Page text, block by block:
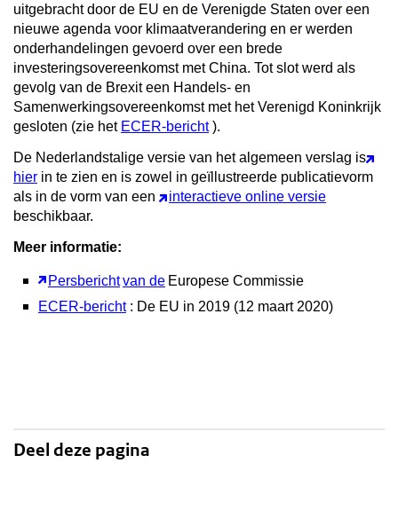
uitgebracht door de EU en de Verenigde Staten over een
nieuwe agenda voor klimaatverandering en er werden
onderhandelingen gevoerd over een brede
investeringsovereenkomst met China. Tot slot werd als
gevolg van de Brexit een Handels- en
Samenwerkingsovereenkomst met het Verenigd Koninkrijk
gesloten (zie het ECER-bericht ).
De Nederlandstalige versie van het algemeen verslag is
hier in te zien en is zowel in geïllustreerde publicatievorm
als in de vorm van een
interactieve online versie
beschikbaar.
Meer informatie:
Persberichtvan de Europese Commissie
ECER-bericht : De EU in 2019 (12 maart 2020)
Deel deze pagina